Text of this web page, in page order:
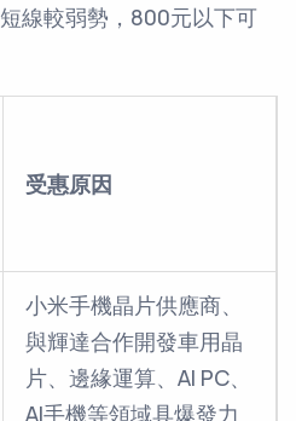
短線較弱勢，800元以下可
受惠原因
小米手機晶片供應商、
與輝達合作開發車用晶
片、邊緣運算、AI PC、
AI手機等領域具爆發力